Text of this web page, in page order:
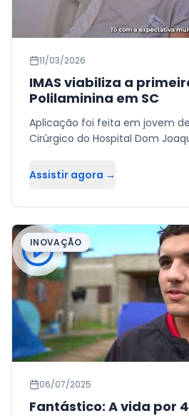
11/03/2026
IMAS viabiliza a
Polilaminina em SC
Aplicação foi feita em jovem
Cirúrgico do Hospital Dom
Assistir agora →
INOVAÇÃO
06/07/2025
Fantástico: A vida por